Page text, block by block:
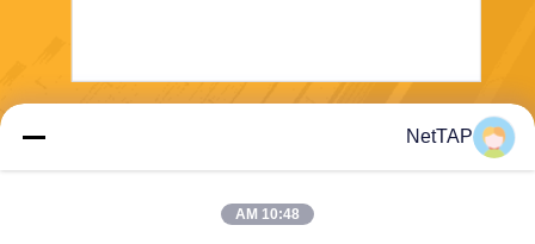
NetTAP
10:48 AM